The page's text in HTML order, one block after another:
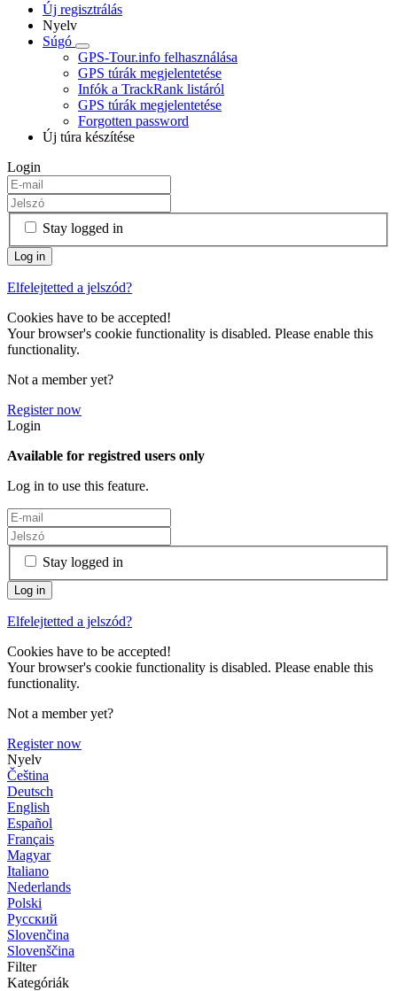
Új regisztrálás
Nyelv
Súgó
GPS-Tour.info felhasználása
GPS túrák megjelentetése
Infók a TrackRank listáról
GPS túrák megjelentetése
Forgotten password
Új túra készítése
Login
Stay logged in
Elfelejtetted a jelszód?
Cookies have to be accepted!
Your browser's cookie functionality is disabled. Please enable this
functionality.
Not a member yet?
Register now
Login
Available for registred users only
Log in to use this feature.
Stay logged in
Elfelejtetted a jelszód?
Cookies have to be accepted!
Your browser's cookie functionality is disabled. Please enable this
functionality.
Not a member yet?
Register now
Nyelv
Čeština
Deutsch
English
Español
Français
Magyar
Italiano
Nederlands
Polski
Русский
Slovenčina
Slovenščina
Filter
Kategóriák